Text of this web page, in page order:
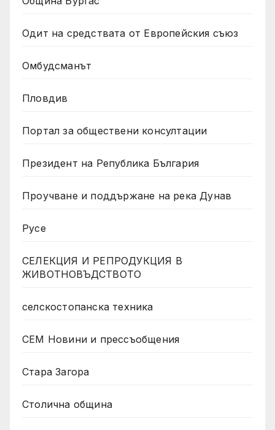
Одит на средствата от Европейския съюз
Омбудсманът
Пловдив
Портал за обществени консултации
Президент на Република България
Проучване и поддържане на река Дунав
Русе
СЕЛЕКЦИЯ И РЕПРОДУКЦИЯ В
ЖИВОТНОВЪДСТВОТО
селскостопанска техника
СЕМ Новини и прессъобщения
Стара Загора
Столична община